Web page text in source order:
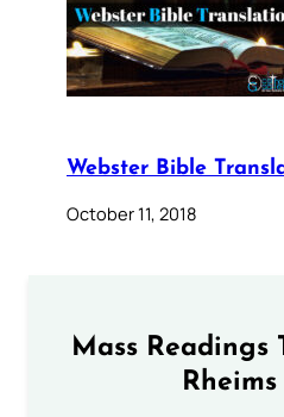
Webster Bible
October 11, 2018
Mass Readings